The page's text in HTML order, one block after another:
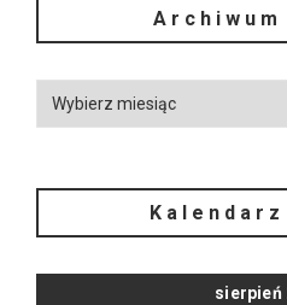
Archiwum
sierpień